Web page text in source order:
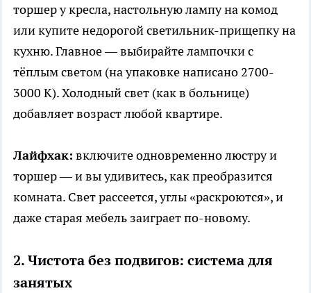
торшер у кресла, настольную лампу на комод
или купите недорогой светильник-прищепку на
кухню. Главное — выбирайте лампочки с
тёплым светом (на упаковке написано 2700-
3000 K). Холодный свет (как в больнице)
добавляет возраст любой квартире.
Лайфхак: включите одновременно люстру и
торшер — и вы удивитесь, как преобразится
комната. Свет рассеется, углы «раскроются», и
даже старая мебель заиграет по-новому.
2. Чистота без подвигов: система для
занятых